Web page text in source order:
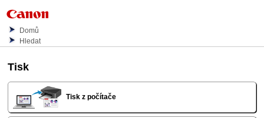
Domů
Hledat
Tisk
Tisk z počítače